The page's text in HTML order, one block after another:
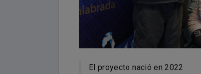
El proyecto nació en 2022